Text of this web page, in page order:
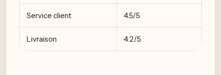
Service client 4.5/5
Livraison 4.2/5